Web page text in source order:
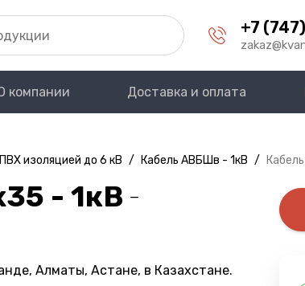
+7
компании Доставка и оплата
изоляцией до 6 кВ / Кабель АВБШв - 1кВ /
- 1кВ —
Алматы, Астане, в Казахстане.